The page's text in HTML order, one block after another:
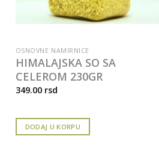
OSNOVNE NAMIRNICE
HIMALAJSKA SO SA
CELEROM 230GR
349.00 rsd
DODAJ U KORPU